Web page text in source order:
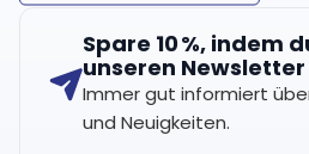
Spare 10 %, indem
unseren
Immer gut informiert
und Neuigkeiten.